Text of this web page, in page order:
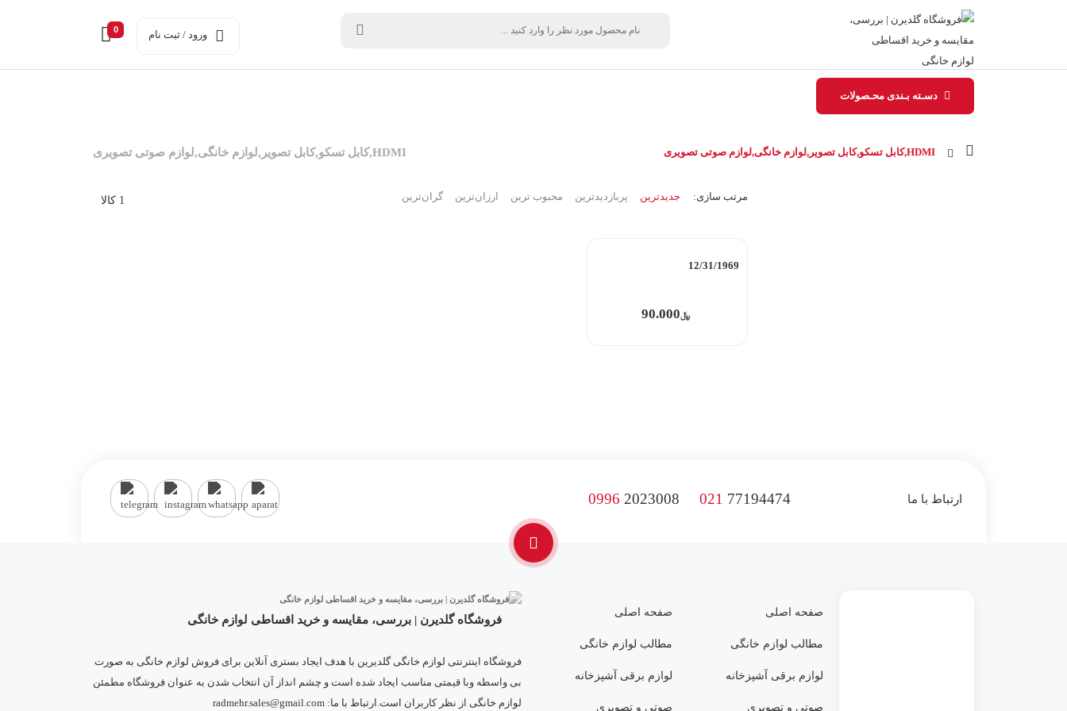
0 ورود / ثبت نام
دسـته بـندی محـصولات
HDMI,کابل تسکو,کابل تصویر,لوازم خانگی,لوازم صوتی تصویری HDMI,کابل تسکو,کابل تصویر,لوازم خانگی,لوازم صوتی تصویری
1 کالا مرتب‌ سازی: جدیدترین پربازدیدترین محبوب ترین ارزان‌ترین گران‌ترین
12/31/1969
﷼90.000
ارتباط با ما 0996 2023008 021 77194474
صفحه اصلی
مطالب لوازم خانگی
لوازم برقی آشپزخانه
صوتی و تصویری
صفحه اصلی
مطالب لوازم خانگی
لوازم برقی آشپزخانه
صوتی و تصویری
فروشگاه گلدیرن | بررسی، مقایسه و خرید اقساطی لوازم خانگی
فروشگاه اینترنتی لوازم خانگی گلدیرین با هدف ایجاد بستری آنلاین برای فروش لوازم خانگی به صورت
بی واسطه وبا قیمتی مناسب ایجاد شده است و چشم انداز آن انتخاب شدن به عنوان فروشگاه مطمئن
لوازم خانگی از نظر کاربران است.ارتباط با ما: radmehr.sales@gmail.com